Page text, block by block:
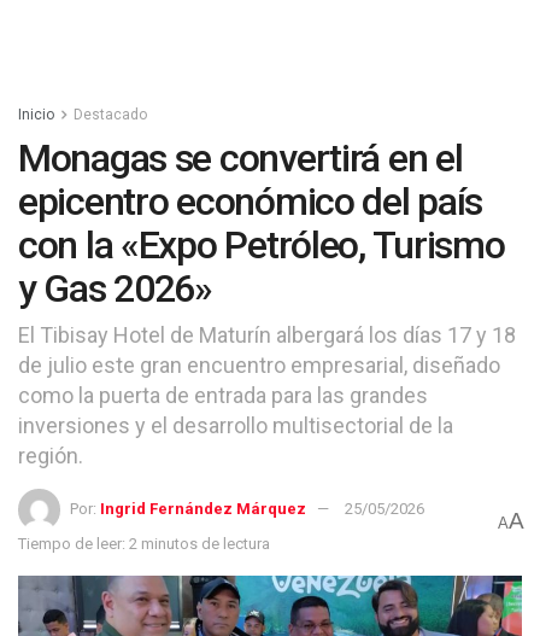
Inicio Destacado
Monagas se convertirá en el
epicentro económico del país
con la «Expo Petróleo, Turismo
y Gas 2026»
El Tibisay Hotel de Maturín albergará los días 17 y 18
de julio este gran encuentro empresarial, diseñado
como la puerta de entrada para las grandes
inversiones y el desarrollo multisectorial de la
región.
Por: Ingrid Fernández Márquez
25/05/2026
Tiempo de leer: 2 minutos de lectura
AA